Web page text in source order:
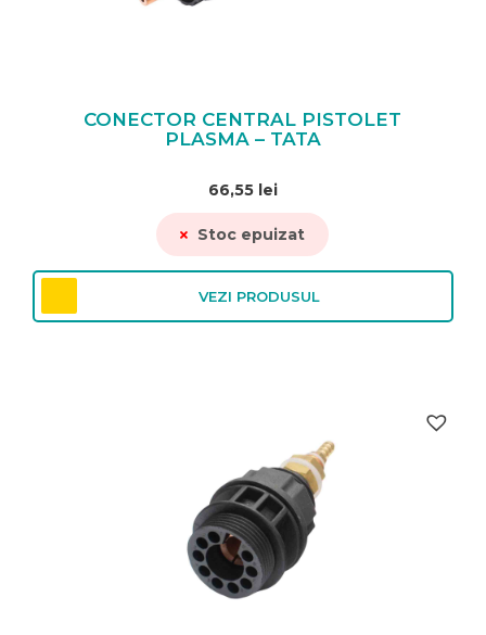
CONECTOR CENTRAL PISTOLET
PLASMA – TATA
66,55 lei
Stoc epuizat
VEZI PRODUSUL